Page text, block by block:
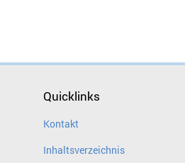
Quicklinks
Kontakt
Inhaltsverzeichnis